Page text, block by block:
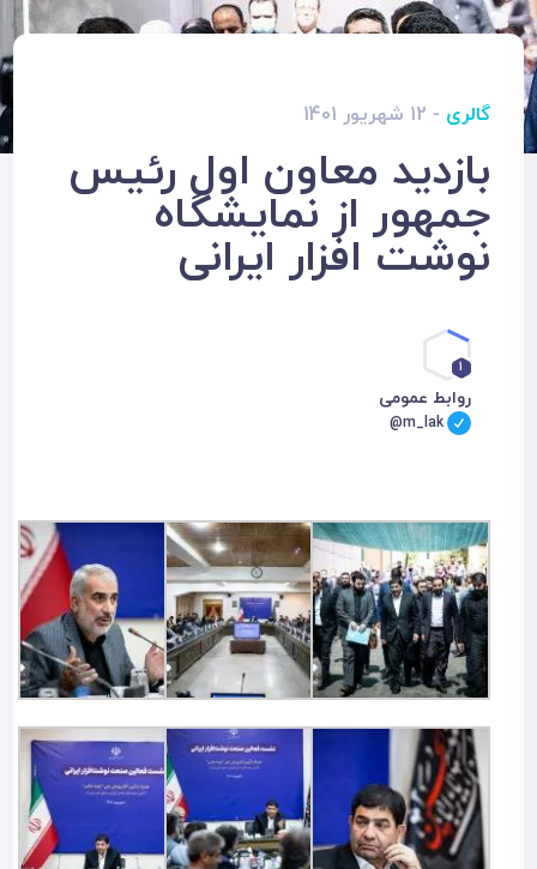
گالری - 12 شهریور 1401
بازدید معاون اول رئیس
جمهور از نمایشگاه
نوشت افزار ایرانی
1
روابط عمومی
@m_lak